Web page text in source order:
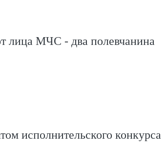
лица МЧС - два полевчанина
исполнительского конкурса